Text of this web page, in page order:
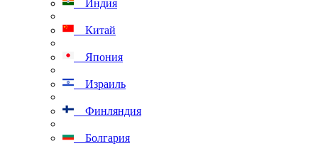
Индия
Китай
Япония
Израиль
Финляндия
Болгария